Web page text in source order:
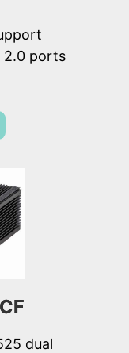
2.0 ports
dual